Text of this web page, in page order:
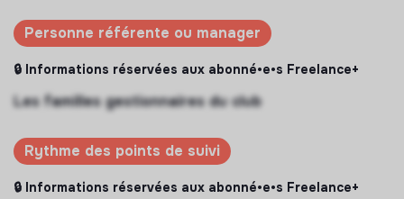
Personne référente ou manager
🔒 Informations réservées aux abonné•e•s Freelance+
Les familles gestionnaires du club
Rythme des points de suivi
🔒 Informations réservées aux abonné•e•s Freelance+